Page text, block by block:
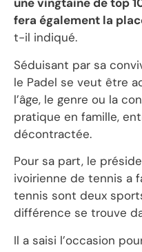
fera également la
t-il indiqué.
Séduisant par sa
le Padel se veut être
l’âge, le genre ou la
pratique en famille,
décontractée.
Pour sa part, le
ivoirienne de tennis a
tennis sont deux
différence se trouve
Il a saisi l’occasion